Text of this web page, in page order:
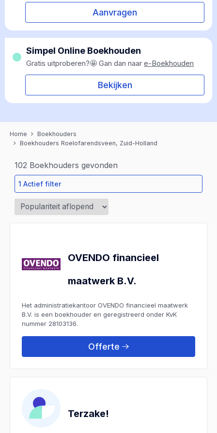
Aanvragen
Simpel Online Boekhouden
Gratis uitproberen?🤩 Gan dan naar e-Boekhouden
Bekijken
Home
Boekhouders
Boekhouders Roelofarendsveen, Zuid-Holland
102 Boekhouders gevonden
1 Actief filter
OVENDO financieel
maatwerk B.V.
Het administratiekantoor OVENDO financieel maatwerk
B.V. is een boekhouder en geregistreerd onder KvK
nummer 28103136.
Offerte
Terzake!